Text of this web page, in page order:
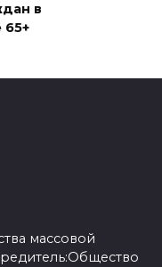
в
65+
массовой